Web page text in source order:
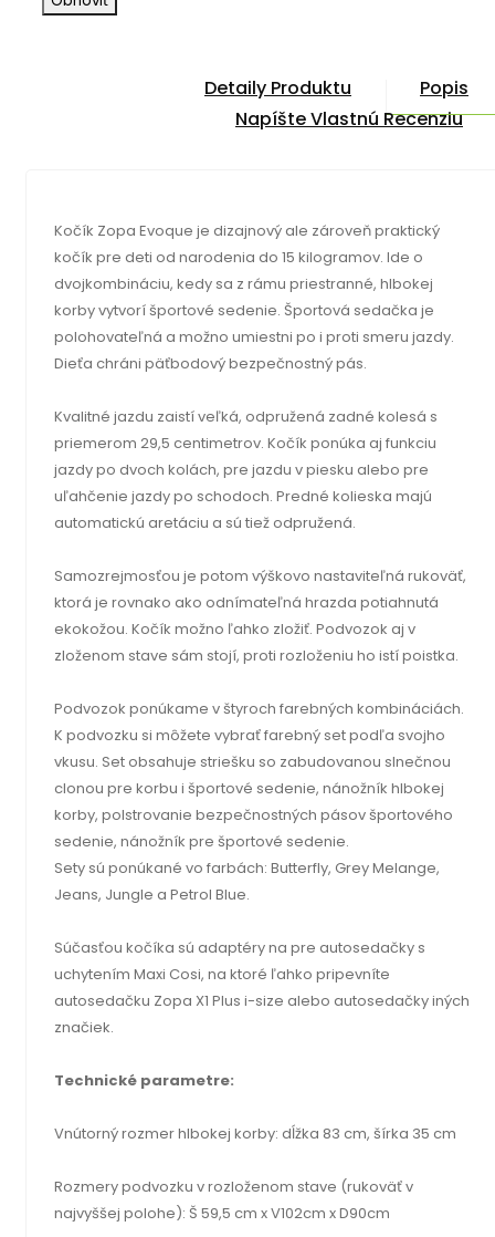
Popis
Detaily Produktu
Napíšte Vlastnú Recenziu
Kočík Zopa Evoque je dizajnový ale zároveň praktický
kočík pre deti od narodenia do 15 kilogramov. Ide o
dvojkombináciu, kedy sa z rámu priestranné, hlbokej
korby vytvorí športové sedenie. Športová sedačka je
polohovateľná a možno umiestni po i proti smeru jazdy.
Dieťa chráni päťbodový bezpečnostný pás.
Kvalitné jazdu zaistí veľká, odpružená zadné kolesá s
priemerom 29,5 centimetrov. Kočík ponúka aj funkciu
jazdy po dvoch kolách, pre jazdu v piesku alebo pre
uľahčenie jazdy po schodoch. Predné kolieska majú
automatickú aretáciu a sú tiež odpružená.
Samozrejmosťou je potom výškovo nastaviteľná rukoväť,
ktorá je rovnako ako odnímateľná hrazda potiahnutá
ekokožou. Kočík možno ľahko zložiť. Podvozok aj v
zloženom stave sám stojí, proti rozloženiu ho istí poistka.
Podvozok ponúkame v štyroch farebných kombináciách.
K podvozku si môžete vybrať farebný set podľa svojho
vkusu. Set obsahuje striešku so zabudovanou slnečnou
clonou pre korbu i športové sedenie, nánožník hlbokej
korby, polstrovanie bezpečnostných pásov športového
sedenie, nánožník pre športové sedenie.
Sety sú ponúkané vo farbách: Butterfly, Grey Melange,
Jeans, Jungle a Petrol Blue.
Súčasťou kočíka sú adaptéry na pre autosedačky s
uchytením Maxi Cosi, na ktoré ľahko pripevníte
autosedačku Zopa X1 Plus i-size alebo autosedačky iných
značiek.
Technické parametre:
Vnútorný rozmer hlbokej korby: dĺžka 83 cm, šírka 35 cm
Rozmery podvozku v rozloženom stave (rukoväť v
najvyššej polohe): Š 59,5 cm x V102cm x D90cm